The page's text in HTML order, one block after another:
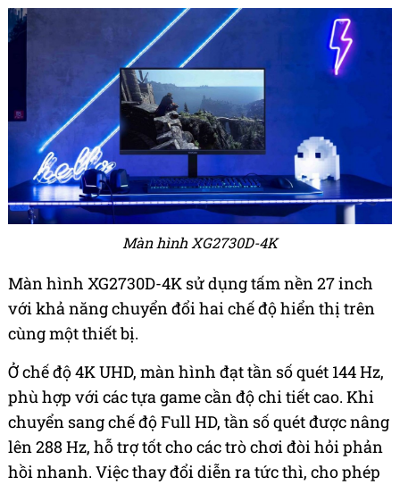
Màn hình XG2730D-4K
Màn hình XG2730D-4K sử dụng tấm nền 27 inch
với khả năng chuyển đổi hai chế độ hiển thị trên
cùng một thiết bị.
Ở chế độ 4K UHD, màn hình đạt tần số quét 144 Hz,
phù hợp với các tựa game cần độ chi tiết cao. Khi
chuyển sang chế độ Full HD, tần số quét được nâng
lên 288 Hz, hỗ trợ tốt cho các trò chơi đòi hỏi phản
hồi nhanh. Việc thay đổi diễn ra tức thì, cho phép